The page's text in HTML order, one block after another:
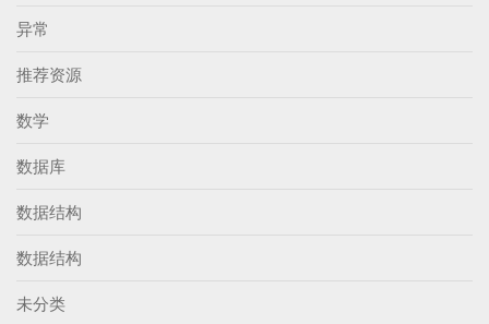
异常
推荐资源
数学
数据库
数据结构
数据结构
未分类